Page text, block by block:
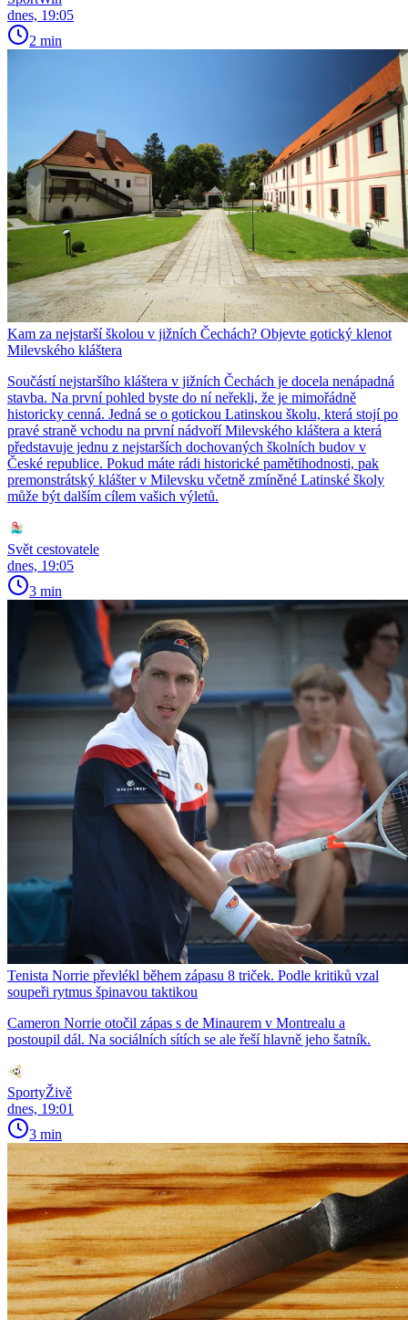
dnes, 19:05
2 min
Kam za nejstarší školou v jižních Čechách? Objevte gotický klenot
Milevského kláštera
Součástí nejstaršího kláštera v jižních Čechách je docela nenápadná
stavba. Na první pohled byste do ní neřekli, že je mimořádně
historicky cenná. Jedná se o gotickou Latinskou školu, která stojí po
pravé straně vchodu na první nádvoří Milevského kláštera a která
představuje jednu z nejstarších dochovaných školních budov v
České republice. Pokud máte rádi historické pamětihodnosti, pak
premonstrátský klášter v Milevsku včetně zmíněné Latinské školy
může být dalším cílem vašich výletů.
Svět cestovatele
dnes, 19:05
3 min
Tenista Norrie převlékl během zápasu 8 triček. Podle kritiků vzal
soupeři rytmus špinavou taktikou
Cameron Norrie otočil zápas s de Minaurem v Montrealu a
postoupil dál. Na sociálních sítích se ale řeší hlavně jeho šatník.
SportyŽivě
dnes, 19:01
3 min